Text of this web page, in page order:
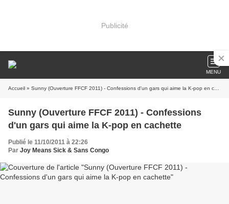
Publicité
MENU
Accueil » Sunny (Ouverture FFCF 2011) - Confessions d'un gars qui aime la K-pop en cachette
Sunny (Ouverture FFCF 2011) - Confessions
d'un gars qui aime la K-pop en cachette
Publié le 11/10/2011 à 22:26
Par Joy Means Sick & Sans Congo